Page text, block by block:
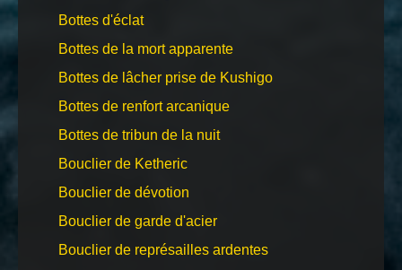
Bottes d'éclat
Bottes de la mort apparente
Bottes de lâcher prise de Kushigo
Bottes de renfort arcanique
Bottes de tribun de la nuit
Bouclier de Ketheric
Bouclier de dévotion
Bouclier de garde d'acier
Bouclier de représailles ardentes